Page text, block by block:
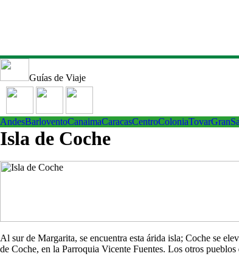
Guías de Viaje
AndesBarloventoCanaimaCaracasCentroColoniaTovar
Isla de Coche
Al sur de Margarita, se encuentra esta árida isla; Coche se
de Coche, en la Parroquia Vicente Fuentes. Los otros